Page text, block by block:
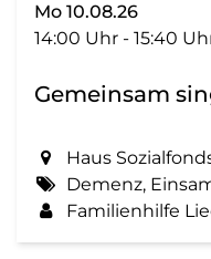
Mo 10.08.26
14:00 Uhr - 15:40
Gemeinsam
Haus
Demenz, Einsamkeit, Musik,
Familienhilfe